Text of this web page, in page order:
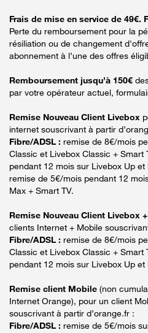
Frais de mise en service de 49€.
Perte du remboursement pour la
résiliation ou de changement
abonnement à l’une des offres
Remboursement jusqu’à 150€
par votre opérateur actuel,
Remise Nouveau Client Livebox
internet souscrivant à partir
Fibre/ADSL : remise de 8€/mois
Classic et Livebox Classic + Smart
pendant 12 mois sur Livebox Up et
remise de 5€/mois pendant 12
Max + Smart TV.
Remise Nouveau Client Livebox
clients Internet + Mobile
Fibre/ADSL : remise de 8€/mois
Classic et Livebox Classic + Smart
pendant 12 mois sur Livebox Up et
Remise client Mobile (non
Internet Orange), pour un client
souscrivant à partir d’orange.fr :
Fibre/ADSL : remise de 5€/mois